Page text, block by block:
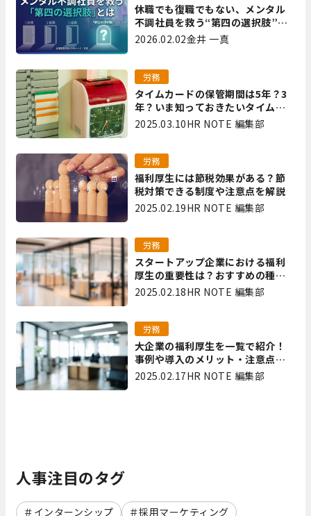
休職でも復職でもない、メンタル
不調社員を救う“第四の選択肢”と
は｜全国障害年金パートナーズ 宮
2026.02.02金井 一真
タイムカードの保管期間は5年？3
年？いま知っておきたいタイムカ
ード保管方法
労務
2025.03.10HR NOTE 編集部
福利厚生には節税効果がある？節
税対策できる制度や注意点を解説
労務
2025.02.19HR NOTE 編集部
スタートアップ企業における福利
厚生の重要性は？おすすめの種類
やメリット・デメリットを解説
労務
2025.02.18HR NOTE 編集部
大企業の福利厚生を一覧で紹介！
事例や導入のメリット・注意点を
解説
労務
2025.02.17HR NOTE 編集部
人事注目のタグ
インターンシップ
採用マーケティング